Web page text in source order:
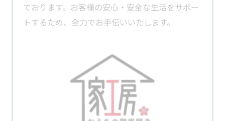
ております。​お客様の安心・安全な生活をサポー
トするため、全力でお手伝いいたします。